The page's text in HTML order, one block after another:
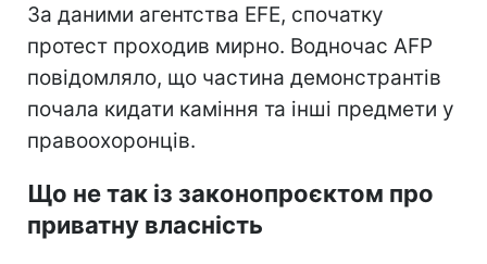
За даними агентства EFE, спочатку
протест проходив мирно. Водночас AFP
повідомляло, що частина демонстрантів
почала кидати каміння та інші предмети у
правоохоронців.
Що не так із законопроєктом про
приватну власність